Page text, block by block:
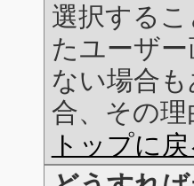
選択する
たユーザ
ない場合
合、その
トップに戻